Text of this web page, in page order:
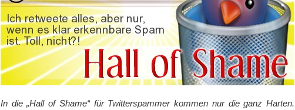
In die „Hall of Shame“ für Twitterspammer kommen nur die ganz Harten.